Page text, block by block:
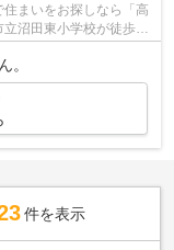
まいをお探しなら「高
沼田東小学校が徒歩13
。
件を表示